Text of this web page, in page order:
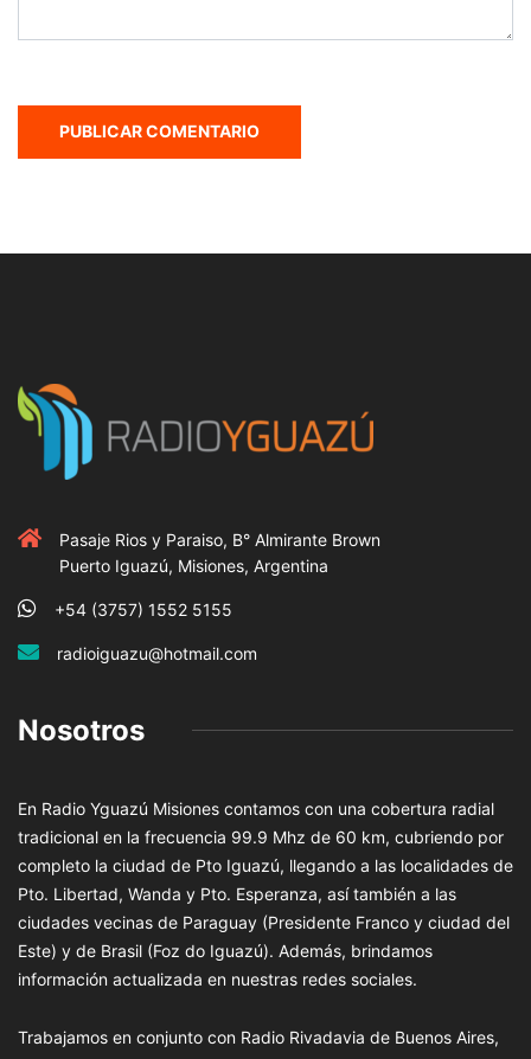
Pasaje Rios y Paraiso, B° Almirante Brown
Puerto Iguazú, Misiones, Argentina
+54 (3757) 1552 5155
radioiguazu@hotmail.com
Nosotros
En Radio Yguazú Misiones contamos con una cobertura radial
tradicional en la frecuencia 99.9 Mhz de 60 km, cubriendo por
completo la ciudad de Pto Iguazú, llegando a las localidades de
Pto. Libertad, Wanda y Pto. Esperanza, así también a las
ciudades vecinas de Paraguay (Presidente Franco y ciudad del
Este) y de Brasil (Foz do Iguazú). Además, brindamos
información actualizada en nuestras redes sociales.
Trabajamos en conjunto con Radio Rivadavia de Buenos Aires,